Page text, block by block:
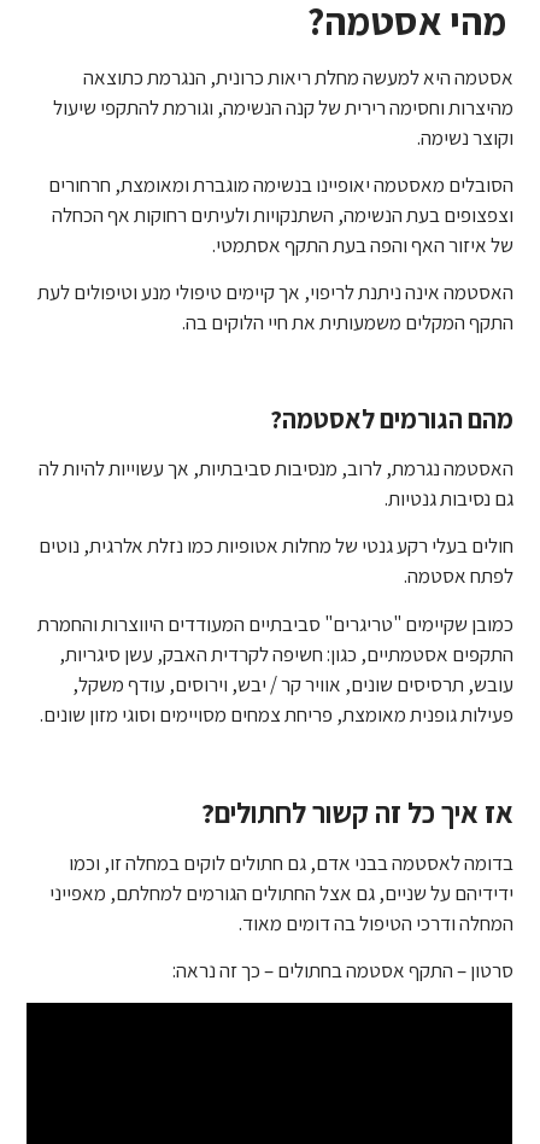
מהי אסטמה?
אסטמה היא למעשה מחלת ריאות כרונית, הנגרמת כתוצאה
מהיצרות וחסימה רירית של קנה הנשימה, וגורמת להתקפי שיעול
וקוצר נשימה.
הסובלים מאסטמה יאופיינו בנשימה מוגברת ומאומצת, חרחורים
וצפצופים בעת הנשימה, השתנקויות ולעיתים רחוקות אף הכחלה
של איזור האף והפה בעת התקף אסתמטי.
האסטמה אינה ניתנת לריפוי, אך קיימים טיפולי מנע וטיפולים לעת
התקף המקלים משמעותית את חיי הלוקים בה.
מהם הגורמים לאסטמה?
האסטמה נגרמת, לרוב, מנסיבות סביבתיות, אך עשוייות להיות לה
גם נסיבות גנטיות.
חולים בעלי רקע גנטי של מחלות אטופיות כמו נזלת אלרגית, נוטים
לפתח אסטמה.
כמובן שקיימים "טריגרים" סביבתיים המעודדים היווצרות והחמרת
התקפים אסטמתיים, כגון: חשיפה לקרדית האבק, עשן סיגריות,
עובש, תרסיסים שונים, אוויר קר / יבש, וירוסים, עודף משקל,
פעילות גופנית מאומצת, פריחת צמחים מסויימים וסוגי מזון שונים.
אז איך כל זה קשור לחתולים?
בדומה לאסטמה בבני אדם, גם חתולים לוקים במחלה זו, וכמו
ידידיהם על שניים, גם אצל החתולים הגורמים למחלתם, מאפייני
המחלה ודרכי הטיפול בה דומים מאוד.
סרטון – התקף אסטמה בחתולים – כך זה נראה: